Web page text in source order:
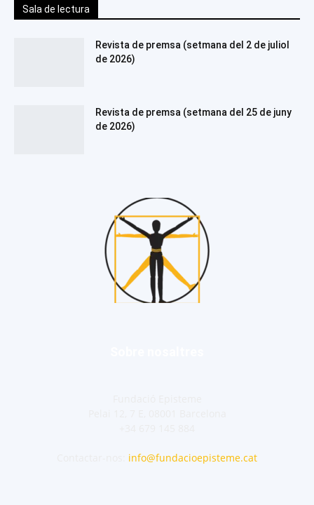
Sala de lectura
Revista de premsa (setmana del 2 de juliol
de 2026)
Revista de premsa (setmana del 25 de juny
de 2026)
info@fundacioepisteme.cat